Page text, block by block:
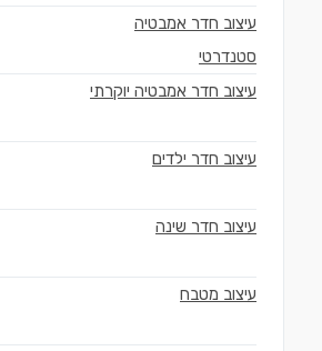
עיצוב חדר אמבטיה
סטנדרטי
עיצוב חדר אמבטיה יוקרתי
עיצוב חדר ילדים
עיצוב חדר שינה
עיצוב מטבח